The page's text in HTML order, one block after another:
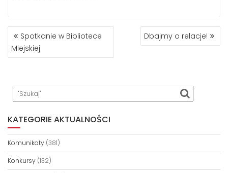
NAWIGACJA
WPISU
Spotkanie w Bibliotece
Miejskiej
Dbajmy o relacje!
KATEGORIE AKTUALNOŚCI
Komunikaty (381)
Konkursy (132)